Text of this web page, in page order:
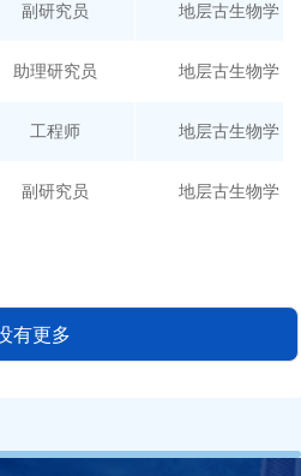
副研究员 地层古生物学
助理研究员 地层古生物学
工程师 地层古生物学
副研究员 地层古生物学
有更多